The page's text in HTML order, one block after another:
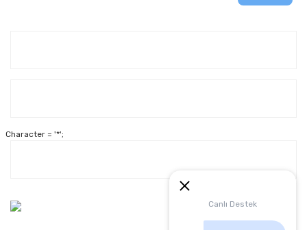
Canlı Destek
Character = '*';